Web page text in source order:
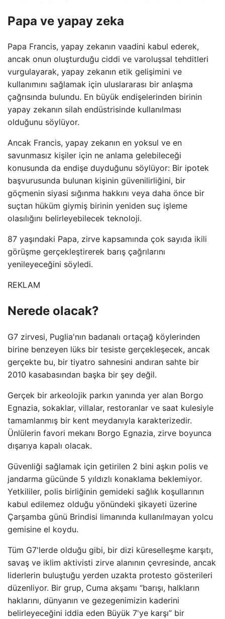
Papa ve yapay zeka
Papa Francis, yapay zekanın vaadini kabul ederek,
ancak onun oluşturduğu ciddi ve varoluşsal tehditleri
vurgulayarak, yapay zekanın etik gelişimini ve
kullanımını sağlamak için uluslararası bir anlaşma
çağrısında bulundu. En büyük endişelerinden birinin
yapay zekanın silah endüstrisinde kullanılması
olduğunu söylüyor.
Ancak Francis, yapay zekanın en yoksul ve en
savunmasız kişiler için ne anlama gelebileceği
konusunda da endişe duyduğunu söylüyor: Bir ipotek
başvurusunda bulunan kişinin güvenilirliğini, bir
göçmenin siyasi sığınma hakkını veya daha önce bir
suçtan hüküm giymiş birinin yeniden suç işleme
olasılığını belirleyebilecek teknoloji.
87 yaşındaki Papa, zirve kapsamında çok sayıda ikili
görüşme gerçekleştirerek barış çağrılarını
yenileyeceğini söyledi.
REKLAM
Nerede olacak?
G7 zirvesi, Puglia'nın badanalı ortaçağ köylerinden
birine benzeyen lüks bir tesiste gerçekleşecek, ancak
gerçekte bu, bir tiyatro sahnesini andıran sahte bir
2010 kasabasından başka bir şey değil.
Gerçek bir arkeolojik parkın yanında yer alan Borgo
Egnazia, sokaklar, villalar, restoranlar ve saat kulesiyle
tamamlanmış bir kent meydanıyla karakterizedir.
Ünlülerin favori mekanı Borgo Egnazia, zirve boyunca
dışarıya kapalı olacak.
Güvenliği sağlamak için getirilen 2 bini aşkın polis ve
jandarma gücünde 5 yıldızlı konaklama beklemiyor.
Yetkililer, polis birliğinin gemideki sağlık koşullarının
kabul edilemez olduğu yönündeki şikayeti üzerine
Çarşamba günü Brindisi limanında kullanılmayan yolcu
gemisine el koydu.
Tüm G7'lerde olduğu gibi, bir dizi küreselleşme karşıtı,
savaş ve iklim aktivisti zirve alanının çevresinde, ancak
liderlerin buluştuğu yerden uzakta protesto gösterileri
düzenliyor. Bir grup, Cuma akşamı “barışı, halkların
haklarını, dünyanın ve gezegenimizin kaderini
belirleyeceğini iddia eden Büyük 7'ye karşı” bir